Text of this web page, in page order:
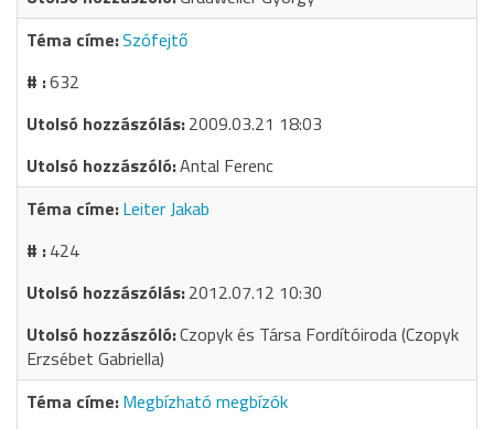
Szófejtő
632
2009.03.21 18:03
Antal Ferenc
Leiter Jakab
424
2012.07.12 10:30
Czopyk és Társa Fordítóiroda (Czopyk
Erzsébet Gabriella)
Megbízható megbízók